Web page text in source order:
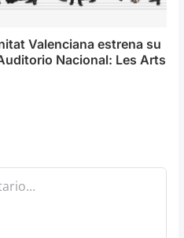
Valenciana estrena su
Nacional: Les Arts